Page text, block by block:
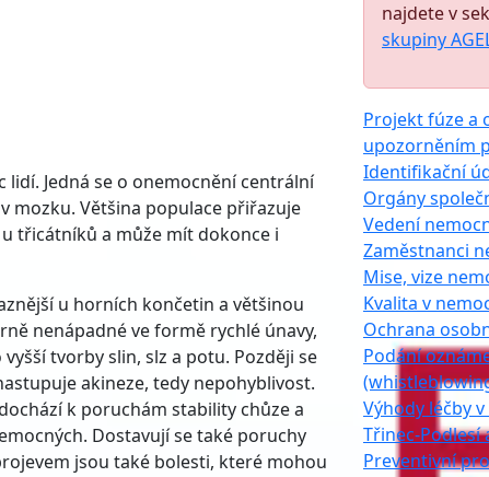
Jedná se o onemocnění centrální
mozku. Většina populace přiřazuje
třicátníků a může mít dokonce i
u horních končetin a většinou
nenápadné ve formě rychlé únavy,
tvorby slin, slz a potu. Později se
akineze, tedy nepohyblivost.
k poruchám stability chůze a
Dostavují se také poruchy
jsou také bolesti, které mohou
najdete v
skupiny
Projekt fúze a
upozorněním
Identifikační
Orgány
Vedení
Zaměstnanci
Mise, vize
Kvalita v
Ochrana
Podání
Výhody léčby
Třinec-Podlesí
Preventivní